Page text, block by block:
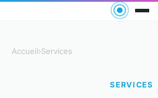
Accueil›Services
SERVICES